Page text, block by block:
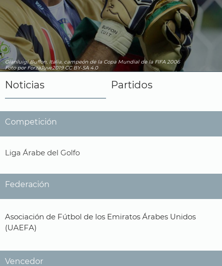
Gianluigi Buffon, Italia, campeón de la Copa Mundial de la FIFA 2006
Foto por ForzaJuve2019CC BY-SA 4.0
Noticias Partidos
Competición
Liga Árabe del Golfo
Federación
Asociación de Fútbol de los Emiratos Árabes Unidos
(UAEFA)
Vencedor